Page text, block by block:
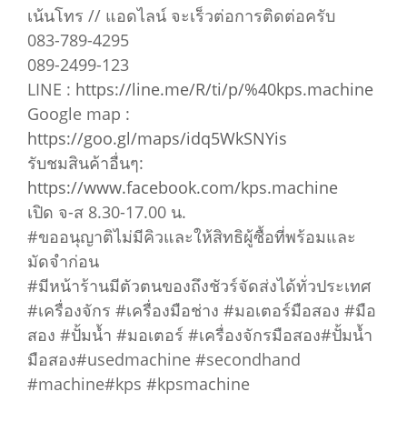
เน้นโทร // แอดไลน์ จะเร็วต่อการติดต่อครับ
083-789-4295
089-2499-123
LINE : https://line.me/R/ti/p/%40kps.machine
Google map :
https://goo.gl/maps/idq5WkSNYis
รับชมสินค้าอื่นๆ:
https://www.facebook.com/kps.machine
เปิด จ-ส 8.30-17.00 น.
#ขออนุญาติไม่มีคิวและให้สิทธิผู้ซื้อที่พร้อมและ
มัดจำก่อน
#มีหน้าร้านมีตัวตนของถึงชัวร์จัดส่งได้ทั่วประเทศ
#เครื่องจักร #เครื่องมือช่าง #มอเตอร์มือสอง #มือ
สอง #ปั้มน้ำ #มอเตอร์ #เครื่องจักรมือสอง#ปั้มน้ำ
มือสอง#usedmachine #secondhand
#machine#kps #kpsmachine